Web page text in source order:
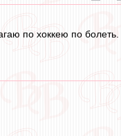
по хоккею по